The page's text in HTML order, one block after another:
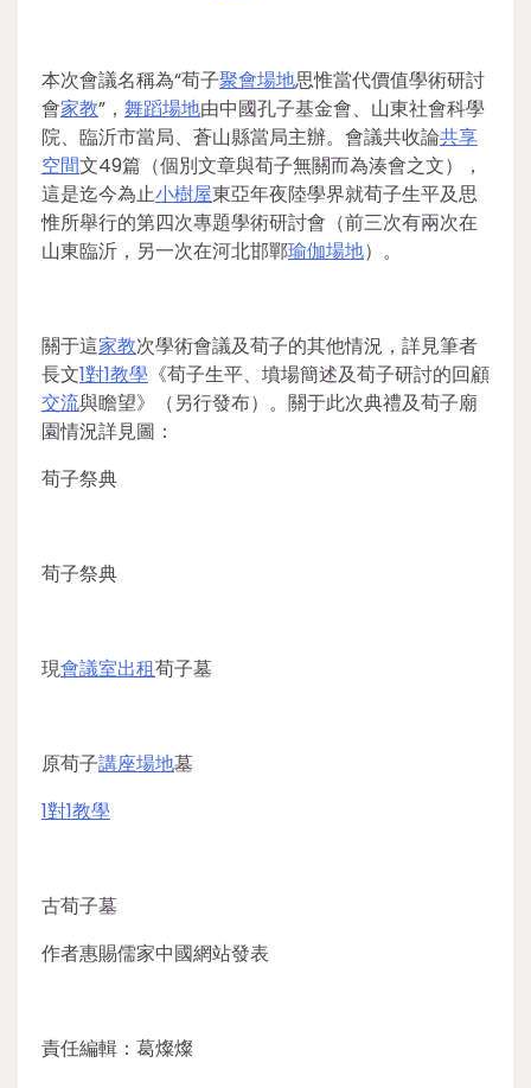
本次會議名稱為“荀子聚會場地思惟當代價值學術研討
會家教”， 舞蹈場地由中國孔子基金會、山東社會科學
院、臨沂市當局、蒼山縣當局主辦。會議共收論共享
空間文49篇（個別文章與荀子無關而為湊會之文），
這是迄今為止小樹屋東亞年夜陸學界就荀子生平及思
惟所舉行的第四次專題學術研討會（前三次有兩次在
山東臨沂，另一次在河北邯鄲瑜伽場地）。
關于這家教次學術會議及荀子的其他情況，詳見筆者
長文1對1教學 《荀子生平、墳場簡述及荀子研討的回顧
交流與瞻望》（另行發布）。關于此次典禮及荀子廟
園情況詳見圖：
荀子祭典
荀子祭典
現會議室出租荀子墓
原荀子講座場地墓
1對1教學
古荀子墓
作者惠賜儒家中國網站發表
責任編輯：葛燦燦